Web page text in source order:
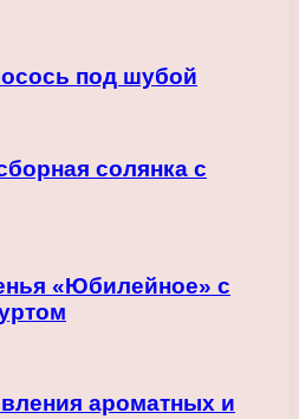
под шубой
солянка с
«Юбилейное» с
ароматных и